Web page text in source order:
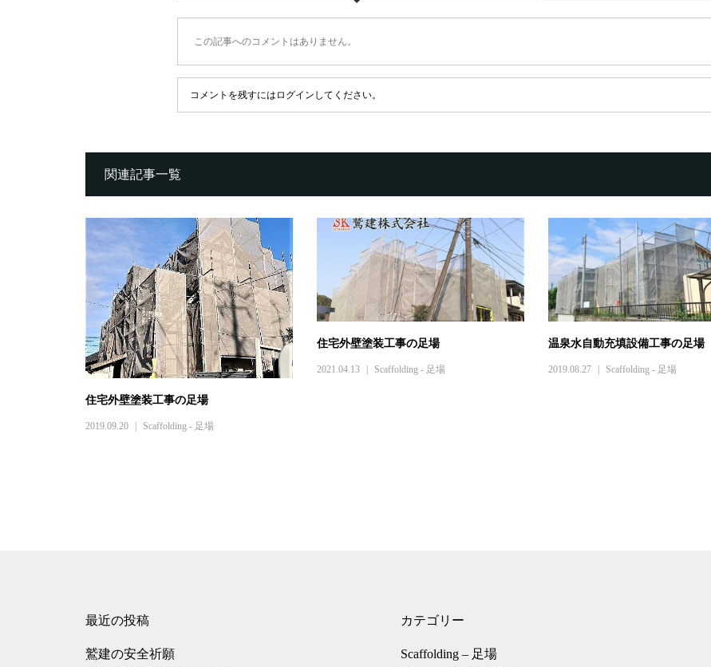
この記事へのコメントはありません。
コメントを残すにはログインしてください。
関連記事一覧
住宅外壁塗装工事の足場
2019.09.20 Scaffolding - 足場
住宅外壁塗装工事の足場
2021.04.13 Scaffolding - 足場
温泉水自動充填設備工事の足場
2019.08.27 Scaffolding - 足場
最近の投稿
鷲建の安全祈願
カテゴリー
Scaffolding – 足場